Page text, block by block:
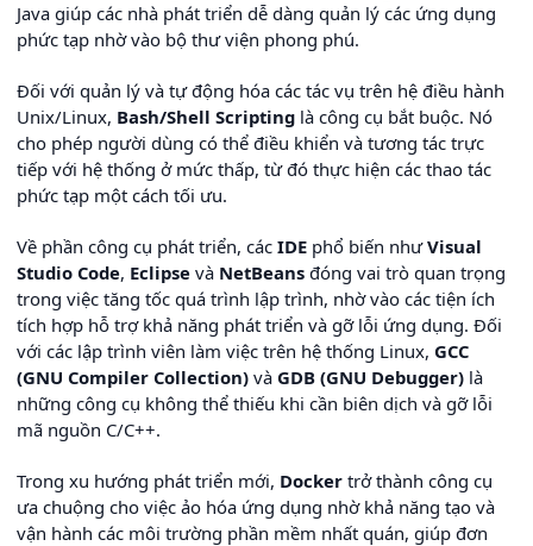
Java giúp các nhà phát triển dễ dàng quản lý các ứng dụng
phức tạp nhờ vào bộ thư viện phong phú.
Đối với quản lý và tự động hóa các tác vụ trên hệ điều hành
Unix/Linux, Bash/Shell Scripting là công cụ bắt buộc. Nó
cho phép người dùng có thể điều khiển và tương tác trực
tiếp với hệ thống ở mức thấp, từ đó thực hiện các thao tác
phức tạp một cách tối ưu.
Về phần công cụ phát triển, các IDE phổ biến nhưVisual
Studio Code, Eclipse và NetBeans đóng vai trò quan trọng
trong việc tăng tốc quá trình lập trình, nhờ vào các tiện ích
tích hợp hỗ trợ khả năng phát triển và gỡ lỗi ứng dụng. Đối
với các lập trình viên làm việc trên hệ thống Linux, GCC
(GNU Compiler Collection) và GDB (GNU Debugger) là
những công cụ không thể thiếu khi cần biên dịch và gỡ lỗi
mã nguồn C/C++.
Trong xu hướng phát triển mới, Docker trở thành công cụ
ưa chuộng cho việc ảo hóa ứng dụng nhờ khả năng tạo và
vận hành các môi trường phần mềm nhất quán, giúp đơn